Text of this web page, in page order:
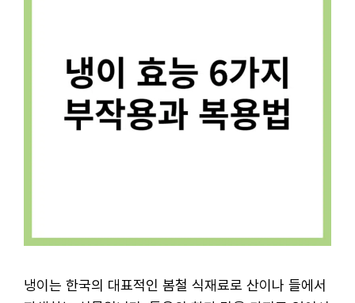
냉이는 한국의 대표적인 봄철 식재료로 산이나 들에서